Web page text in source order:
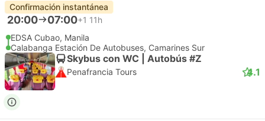
Confirmación instantánea
20:00 07:00+1 11h
EDSA Cubao, Manila
Calabanga Estación De Autobuses, Camarines Sur
Skybus con WC | Autobús #Z
Penafrancia Tours 4.1